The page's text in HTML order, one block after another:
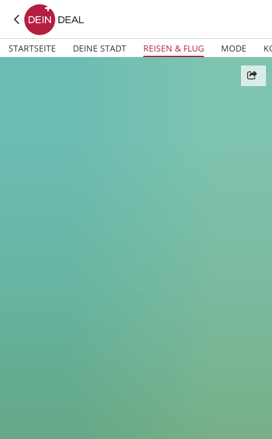
STARTSEITE DEINE STADT REISEN & FLUG MODE